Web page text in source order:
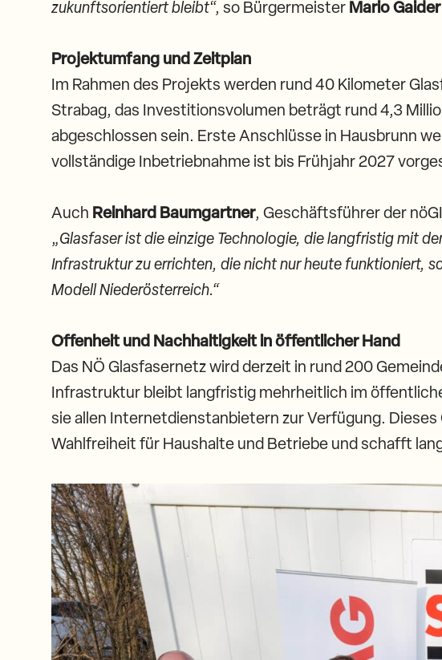
zukunftsorientiert bleibt“, so Bürgermeister Mario Gaider
Projektumfang und Zeitplan
Im Rahmen des Projekts werden rund 40 Kilometer
Strabag, das Investitionsvolumen beträgt rund 4,3
abgeschlossen sein. Erste Anschlüsse in Hausbrunn
vollständige Inbetriebnahme ist bis Frühjahr 2027
Auch Reinhard Baumgartner, Geschäftsführer der
„Glasfaser ist die einzige Technologie, die langfristig mit
Infrastruktur zu errichten, die nicht nur heute funktioniert,
Modell Niederösterreich.“
Offenheit und Nachhaltigkeit in öffentlicher Hand
Das NÖ Glasfasernetz wird derzeit in rund 200
Infrastruktur bleibt langfristig mehrheitlich im
sie allen Internetdienstanbietern zur Verfügung.
Wahlfreiheit für Haushalte und Betriebe und schafft